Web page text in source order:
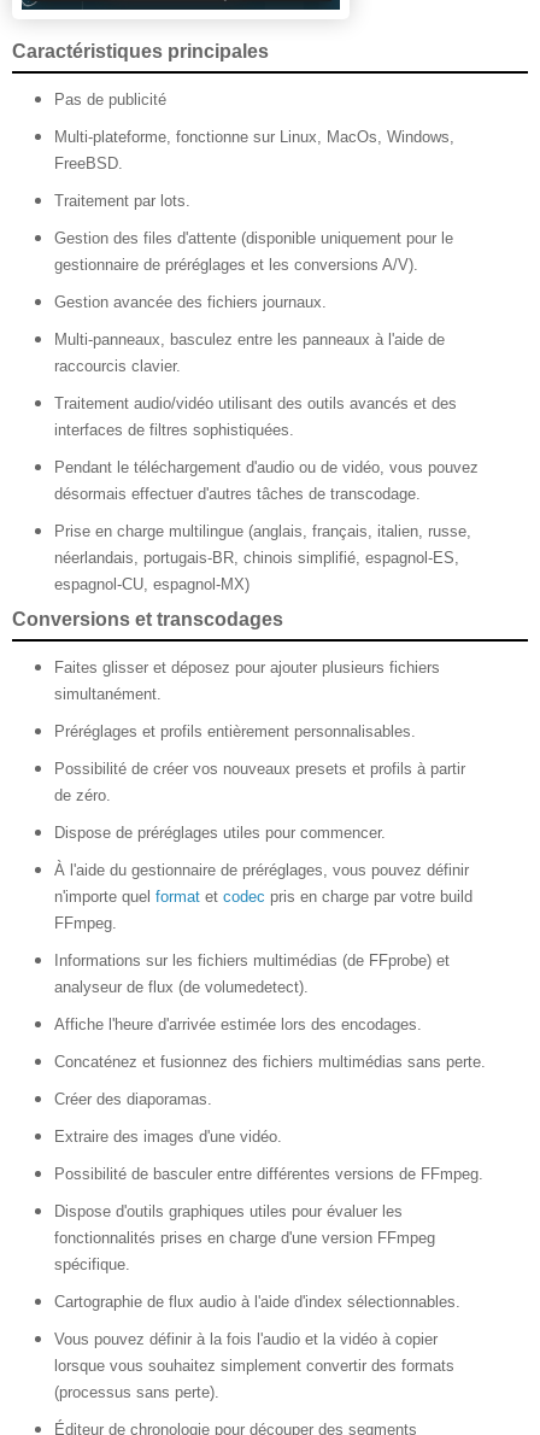
Caractéristiques principales
Pas de publicité
Multi-plateforme, fonctionne sur Linux, MacOs, Windows,
FreeBSD.
Traitement par lots.
Gestion des files d'attente (disponible uniquement pour le
gestionnaire de préréglages et les conversions A/V).
Gestion avancée des fichiers journaux.
Multi-panneaux, basculez entre les panneaux à l'aide de
raccourcis clavier.
Traitement audio/vidéo utilisant des outils avancés et des
interfaces de filtres sophistiquées.
Pendant le téléchargement d'audio ou de vidéo, vous pouvez
désormais effectuer d'autres tâches de transcodage.
Prise en charge multilingue (anglais, français, italien, russe,
néerlandais, portugais-BR, chinois simplifié, espagnol-ES,
espagnol-CU, espagnol-MX)
Conversions et transcodages
Faites glisser et déposez pour ajouter plusieurs fichiers
simultanément.
Préréglages et profils entièrement personnalisables.
Possibilité de créer vos nouveaux presets et profils à partir
de zéro.
Dispose de préréglages utiles pour commencer.
À l'aide du gestionnaire de préréglages, vous pouvez définir
n'importe quel format et codec pris en charge par votre build
FFmpeg.
Informations sur les fichiers multimédias (de FFprobe) et
analyseur de flux (de volumedetect).
Affiche l'heure d'arrivée estimée lors des encodages.
Concaténez et fusionnez des fichiers multimédias sans perte.
Créer des diaporamas.
Extraire des images d'une vidéo.
Possibilité de basculer entre différentes versions de FFmpeg.
Dispose d'outils graphiques utiles pour évaluer les
fonctionnalités prises en charge d'une version FFmpeg
spécifique.
Cartographie de flux audio à l'aide d'index sélectionnables.
Vous pouvez définir à la fois l'audio et la vidéo à copier
lorsque vous souhaitez simplement convertir des formats
(processus sans perte).
Éditeur de chronologie pour découper des segments